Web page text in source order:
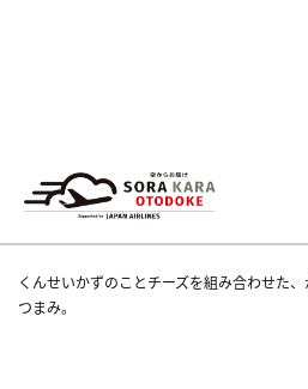
くんせいかずのことチーズを組み合わせた
つまみ。